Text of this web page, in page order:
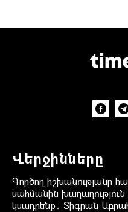
Վերջինները
Գործող իշխանությանը
սահմանին
կսադրենք․ Տիգրան